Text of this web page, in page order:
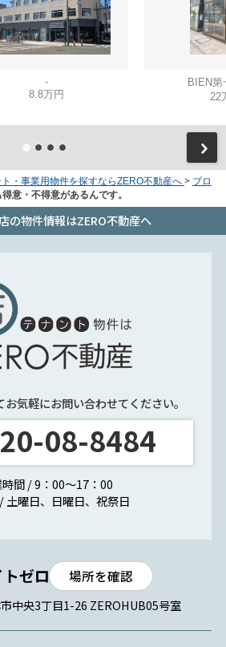
-
8.8万円
BIEN
22
・事業用物件を探すならZERO不動産へ > ブロ
意・不得意があるんです。
の物件情報はZERO不動産へ
気軽にお問い合わせてください。
08-8484
時間 / 9：00～17：00
土曜日、日曜日、祝祭日
場所を確認
中央3丁目1-26 ZEROHUB05号室